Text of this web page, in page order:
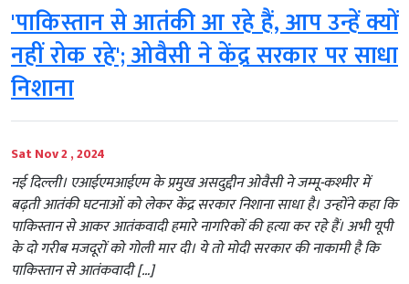
'पाकिस्तान से आतंकी आ रहे हैं, आप उन्हें क्यों
नहीं रोक रहे'; ओवैसी ने केंद्र सरकार पर साधा
निशाना
Sat Nov 2 , 2024
नई दिल्ली। एआईएमआईएम के प्रमुख असदुद्दीन ओवैसी ने जम्मू-कश्मीर में
बढ़ती आतंकी घटनाओं को लेकर केंद्र सरकार निशाना साधा है। उन्होंने कहा कि
पाकिस्तान से आकर आतंकवादी हमारे नागरिकों की हत्या कर रहे हैं। अभी यूपी
के दो गरीब मजदूरों को गोली मार दी। ये तो मोदी सरकार की नाकामी है कि
पाकिस्तान से आतंकवादी […]